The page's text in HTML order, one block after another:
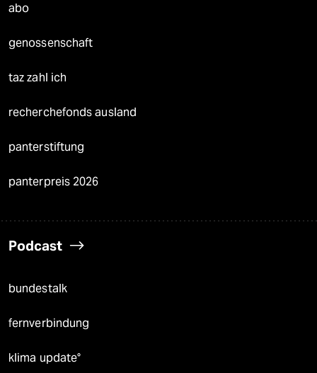
abo
genossenschaft
taz zahl ich
recherchefonds ausland
panterstiftung
panterpreis 2026
Podcast
bundestalk
fernverbindung
klima update°